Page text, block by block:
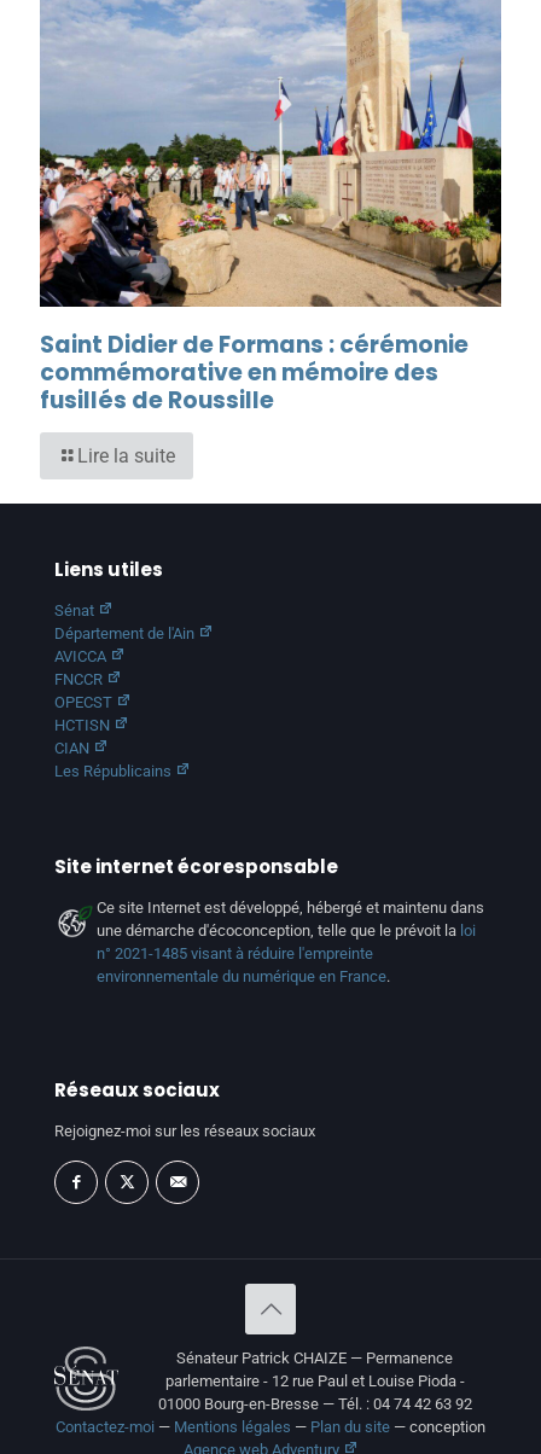
Saint Didier de Formans : cérémonie
commémorative en mémoire des
fusillés de Roussille
Lire la suite
Liens utiles
Sénat
Département de l'Ain
AVICCA
FNCCR
OPECST
HCTISN
CIAN
Les Républicains
Site internet écoresponsable
Ce site Internet est développé, hébergé et maintenu dans
une démarche d'écoconception, telle que le prévoit la loi
n° 2021-1485 visant à réduire l'empreinte
environnementale du numérique en France.
Réseaux sociaux
Rejoignez-moi sur les réseaux sociaux
Sénateur Patrick CHAIZE — Permanence
parlementaire - 12 rue Paul et Louise Pioda -
01000 Bourg-en-Bresse — Tél. : 04 74 42 63 92
Contactez-moi — Mentions légales — Plan du site — conception
Agence web Adventury